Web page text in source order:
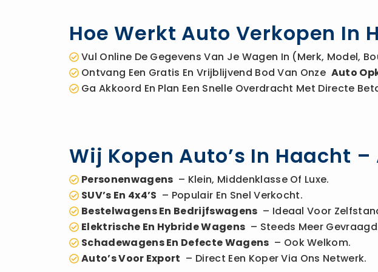
Hoe Werkt Auto Verkopen In
Vul Online De Gegevens Van Je Wagen In (merk, Model,
Ontvang Een Gratis En Vrijblijvend Bod Van Onze Auto
Ga Akkoord En Plan Een Snelle Overdracht Met Directe
Wij Kopen Auto’s In Haacht
Personenwagens – Klein, Middenklasse Of Luxe.
SUV’s En 4x4’s – Populair En Snel Verkocht.
Bestelwagens En Bedrijfswagens – Ideaal Voor
Elektrische En Hybride Wagens – Steeds Meer
Schadewagens En Defecte Wagens – Ook Welkom.
Auto’s Voor Export – Direct Een Koper Via Ons Netwerk.